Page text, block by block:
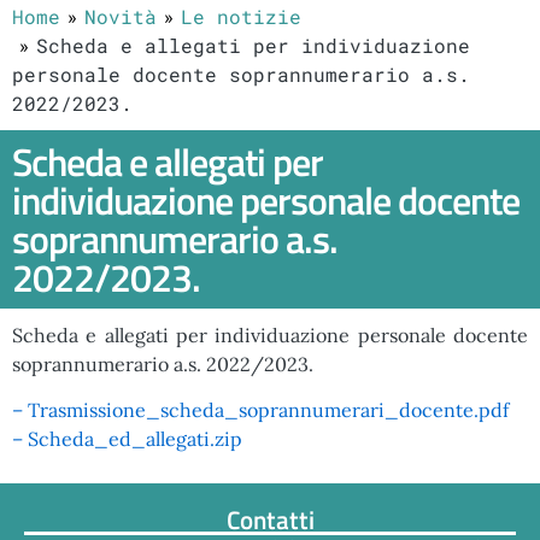
Home Novità
Le notizie
Scheda e allegati per individuazione
personale docente soprannumerario a.s.
2022/2023.
Scheda e allegati per
individuazione personale docente
soprannumerario a.s.
2022/2023.
Scheda e allegati per individuazione personale docente
soprannumerario a.s. 2022/2023.
– Trasmissione_scheda_soprannumerari_docente.pdf
– Scheda_ed_allegati.zip
Contatti